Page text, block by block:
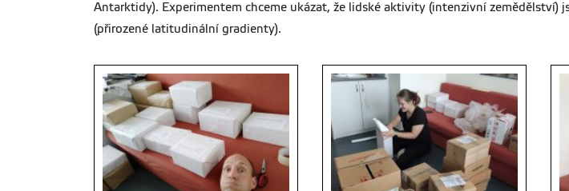
Antarktidy). Experimentem chceme ukázat, že lidské aktivity (intenzivní
(přirozené latitudinální gradienty).